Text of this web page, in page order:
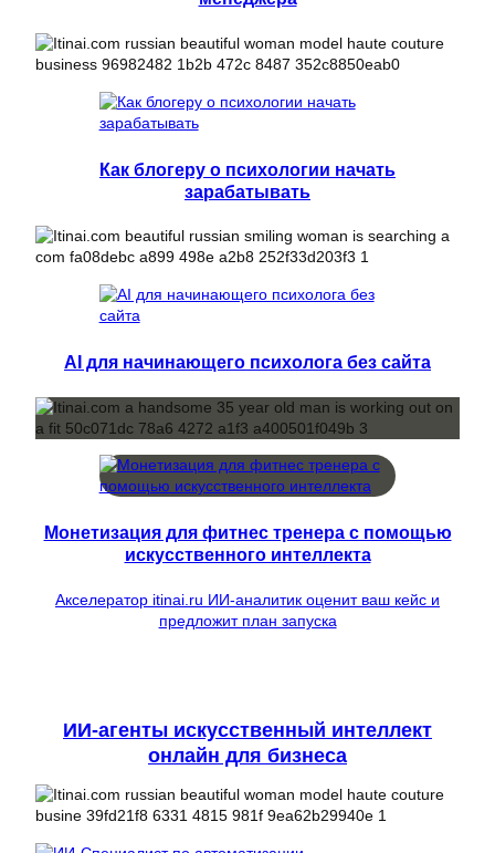
Как блогеру о психологии начать
зарабатывать
AI для начинающего психолога без сайта
Монетизация для фитнес тренера с помощью
искусственного интеллекта
Акселератор itinai.ru ИИ-аналитик оценит ваш кейс и
предложит план запуска
ИИ-агенты искусственный интеллект
онлайн для бизнеса